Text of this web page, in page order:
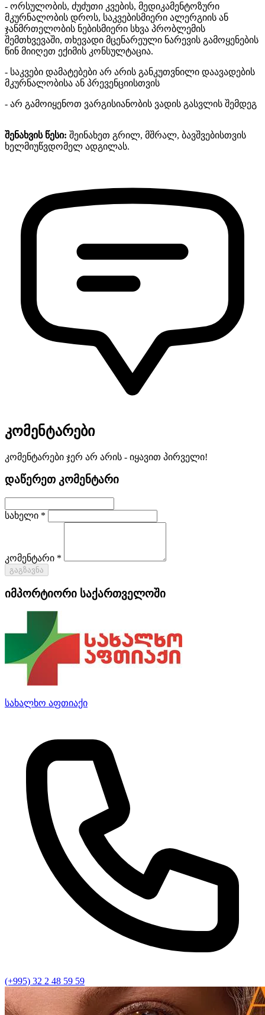
- ორსულობის, ძუძუთი კვების, მედიკამენტოზური
მკურნალობის დროს, საკვებისმიერი ალერგიის ან
ჯანმრთელობის ნებისმიერი სხვა პრობლემის
შემთხვევაში, თხევადი მცენარეული ნარევის გამოყენების
წინ მიიღეთ ექიმის კონსულტაცია.
- საკვები დამატებები არ არის განკუთვნილი დაავადების
მკურნალობისა ან პრევენციისთვის
- არ გამოიყენოთ ვარგისიანობის ვადის გასვლის შემდეგ
შენახვის წესი: შეინახეთ გრილ, მშრალ, ბავშვებისთვის
ხელმიუწვდომელ ადგილას.
კომენტარები
კომენტარები ჯერ არ არის - იყავით პირველი!
დაწერეთ კომენტარი
სახელი *
კომენტარი *
გაგზავნა
იმპორტიორი საქართველოში
სახალხო აფთიაქი
(+995) 32 2 48 59 59